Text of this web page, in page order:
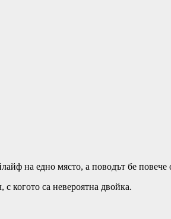
на едно място, а поводът бе повече
когото са невероятна двойка.